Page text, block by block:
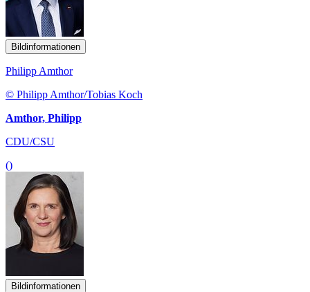
Bildinformationen
Philipp Amthor
© Philipp Amthor/Tobias Koch
Amthor, Philipp
CDU/CSU
()
Bildinformationen